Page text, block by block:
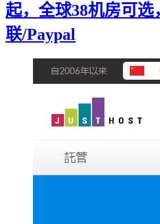
起，全球38机房可
联/Paypal